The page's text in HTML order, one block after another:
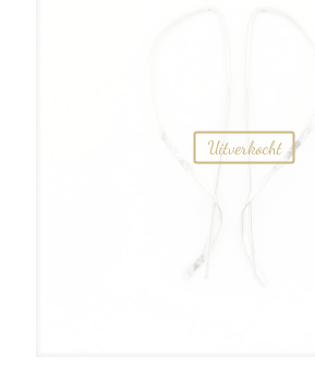
Uitverkocht